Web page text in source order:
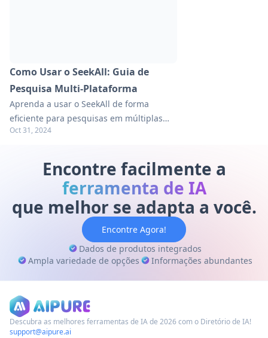
Como Usar o SeekAll: Guia de
Pesquisa Multi-Plataforma
Aprenda a usar o SeekAll de forma
eficiente para pesquisas em múltiplas
plataformas. Explore nosso guia
maximizar esta poderosa extensão do
Oct 31, 2024
Encontre facilmente a
ferramenta de IA
que melhor se adapta a você.
Encontre Agora!
Dados de produtos integrados
Ampla variedade de opções
Informações abundantes
Descubra as melhores ferramentas de IA de 2026 com o Diretório de IA!
support@aipure.ai